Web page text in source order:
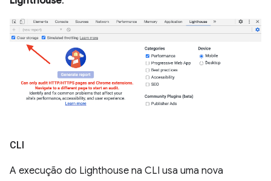
CLI
A execução do Lighthouse na CLI usa uma nova